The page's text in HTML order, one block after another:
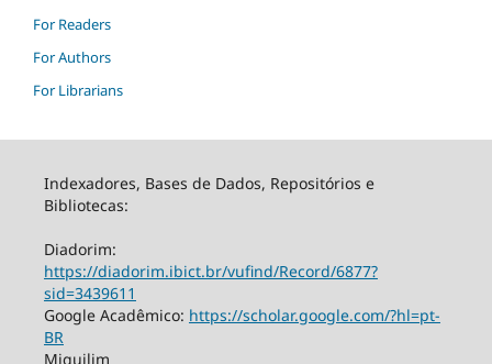
For Readers
For Authors
For Librarians
Indexadores, Bases de Dados, Repositórios e
Bibliotecas:
Diadorim:
https://diadorim.ibict.br/vufind/Record/6877?
sid=3439611
Google Acadêmico: https://scholar.google.com/?hl=pt-
BR
Miguilim